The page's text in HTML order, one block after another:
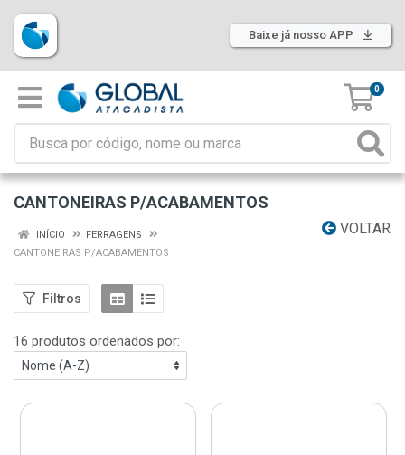
Baixe já nosso APP
0
CANTONEIRAS P/ACABAMENTOS
VOLTAR
INÍCIO
FERRAGENS
CANTONEIRAS P/ACABAMENTOS
Filtros
16 produtos ordenados por: